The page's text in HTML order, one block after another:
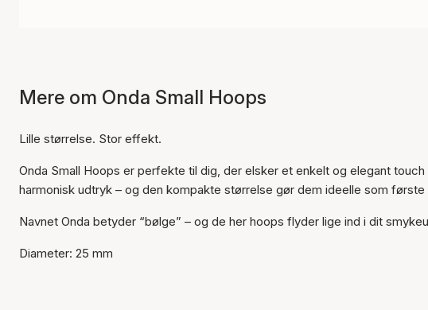
Mere om Onda Small Hoops
Lille størrelse. Stor effekt.
Onda Small Hoops er perfekte til dig, der elsker et enkelt og elegant
harmonisk udtryk – og den kompakte størrelse gør dem ideelle som
Navnet Onda betyder “bølge” – og de her hoops flyder lige ind i dit
Diameter: 25 mm